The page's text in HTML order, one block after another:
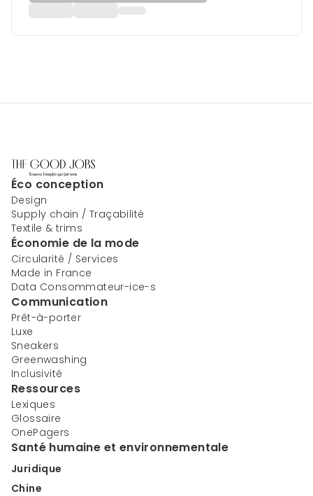
Éco conception
Design
Supply chain / Traçabilité
Textile & trims
Économie de la mode
Circularité / Services
Made in France
Data Consommateur-ice-s
Communication
Prêt-à-porter
Luxe
Sneakers
Greenwashing
Inclusivité
Ressources
Lexiques
Glossaire
OnePagers
Santé humaine et environnementale
Juridique
Chine